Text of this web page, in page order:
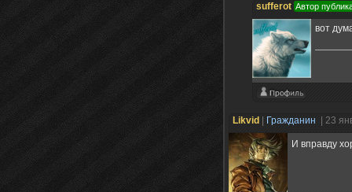
sufferot Автор
вот
Likvid Гражданин | 23
И вправду